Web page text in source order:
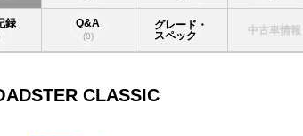
録 Q&A
(0)
グレード・
スペック
中古車情報
CLASSIC